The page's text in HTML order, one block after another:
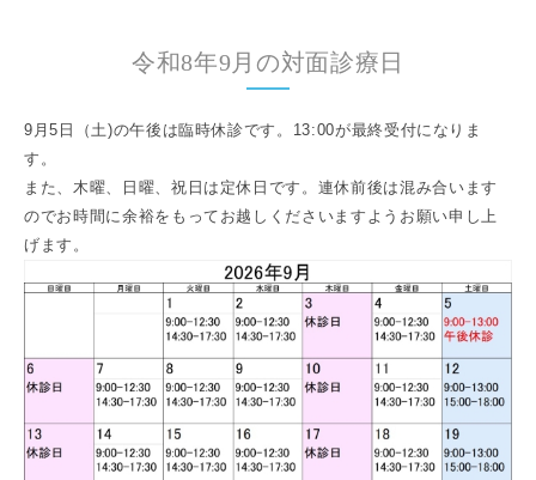
令和8年9月の対面診療日
9月5日（土)の午後は臨時休診です。13:00が最終受付になりま
す。
また、木曜、日曜、祝日は定休日です。連休前後は混み合います
のでお時間に余裕をもってお越しくださいますようお願い申し上
げます。